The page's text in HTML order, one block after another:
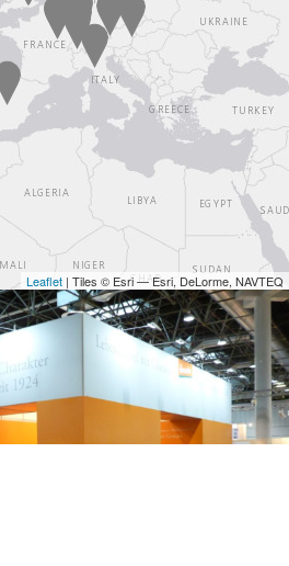
Leaflet | Tiles © Esri — Esri, DeLorme, NAVTEQ